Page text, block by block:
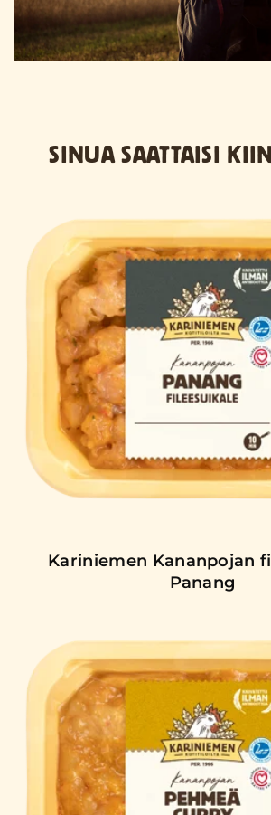
SINUA SAATTAISI
Kariniemen Kananpojan
Panang